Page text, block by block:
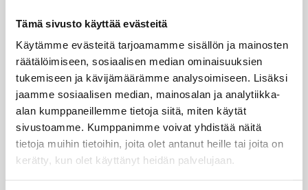
Tämä sivusto käyttää evästeitä
Käytämme evästeitä tarjoamamme sisällön ja mainosten
räätälöimiseen, sosiaalisen median ominaisuuksien
tukemiseen ja kävijämäärämme analysoimiseen. Lisäksi
jaamme sosiaalisen median, mainosalan ja analytiikka-
alan kumppaneillemme tietoja siitä, miten käytät
sivustoamme. Kumppanimme voivat yhdistää näitä
tietoja muihin tietoihin, joita olet antanut heille tai joita on
kerätty, kun olet käyttänyt heidän palvelujaan.
SUO­SIT­TE­LE KAVE­RIL­LE
Face­bookIns­ta­gram